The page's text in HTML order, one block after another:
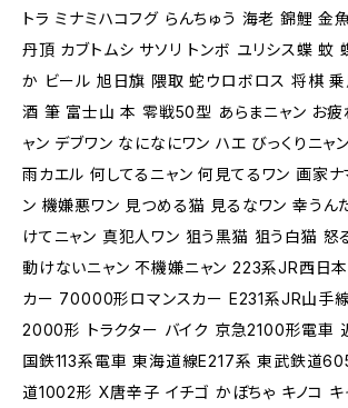
トラ ミナミハコフグ らんちゅう 海老 錦鯉 金
丹頂 カブトムシ サソリ トンボ ユリシス蝶 蚊
か ビール 旭日旗 隈取 蛇ウロボロス 将棋
酒 筆 富士山 本 零戦50型 あらまニャン お疲
ャン デブワン なになにワン ハエ びっくりニャ
雨カエル 何してるニャン 何見てるワン 画家ナ
ン 機嫌悪ワン 見つめる猫 見るなワン 幸うん
けてニャン 真犯人ワン 狙う黒猫 狙う白猫 怒
動けないニャン 不機嫌ニャン 223系JR西日
カー 70000形ロマンスカー E231系JR山手線
2000形 トラクター バイク 京急2100形電車
国鉄113系電車 東海道線E217系 東武鉄道
道1002形 X唐辛子 イチゴ かぼちゃ キノコ キ